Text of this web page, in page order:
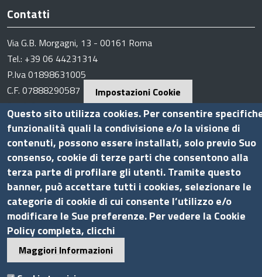
Contatti
Via G.B. Morgagni, 13 - 00161 Roma
Tel.: +39 06 44231314
P.Iva 01898631005
C.F. 07888290587
Pecinfo.assocamerestero@legalmail.it
info@assocamerestero.it
dpo@assocamerestero.it
Seguici su
Sito web
Accesso INTRANET
Mappa del sito
Impostazioni Cookie
Questo sito utilizza cookies. Per consentire
funzionalità quali la condivisione e/o la visione di
contenuti, possono essere installati, solo previo Suo
consenso, cookie di terze parti che consentono alla
terza parte di profilare gli utenti. Tramite questo
banner, può accettare tutti i cookies, selezionare le
categorie di cookie di cui consente l’utilizzo e/o
modificare le Sue preferenze. Per vedere la Cookie
Policy completa, clicchi
Maggiori Informazioni